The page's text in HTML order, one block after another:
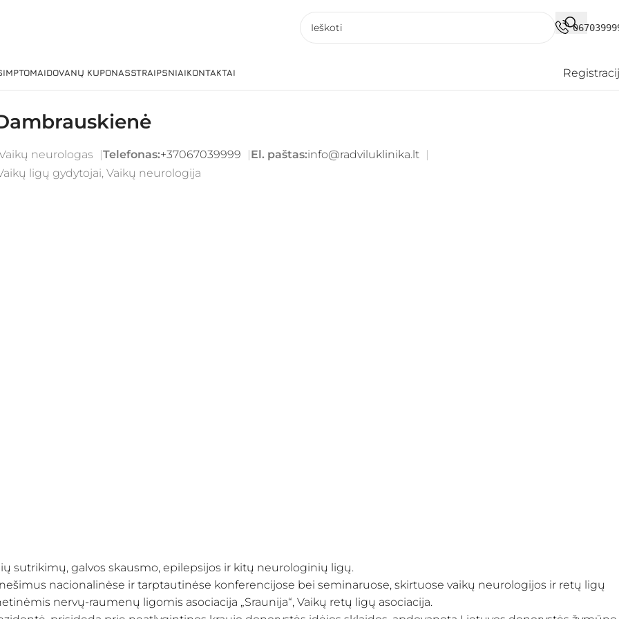
DOVANŲ KUPONASSTRAIPSNIAIKONTAKTAI
neurologas Telefonas:+37067039999 El. paštas:info@radviluklinika.lt
ligų gydytojai, Vaikų neurologija
sutrikimų, galvos skausmo, epilepsijos ir kitų neurologinių ligų.
nacionalinėse ir tarptautinėse konferencijose bei seminaruose, skirtuose vaikų neurologijos ir retų ligų
nervų-raumenų ligomis asociacija „Sraunija“, Vaikų retų ligų asociacija.